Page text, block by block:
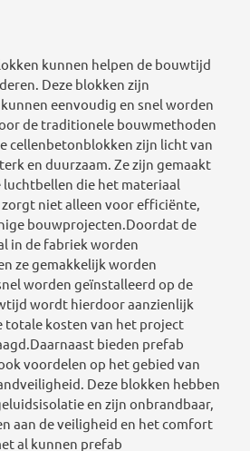
kunnen helpen de bouwtijd
Deze blokken zijn
eenvoudig en snel worden
de traditionele bouwmethoden
cellenbetonblokken zijn licht van
en duurzaam. Ze zijn gemaakt
die het materiaal
niet alleen voor efficiënte,
bouwprojecten.Doordat de
in de fabriek worden
ze gemakkelijk worden
worden geïnstalleerd op de
wordt hierdoor aanzienlijk
kosten van het project
bieden prefab
voordelen op het gebied van
Deze blokken hebben
en zijn onbrandbaar,
aan de veiligheid en het comfort
al kunnen prefab